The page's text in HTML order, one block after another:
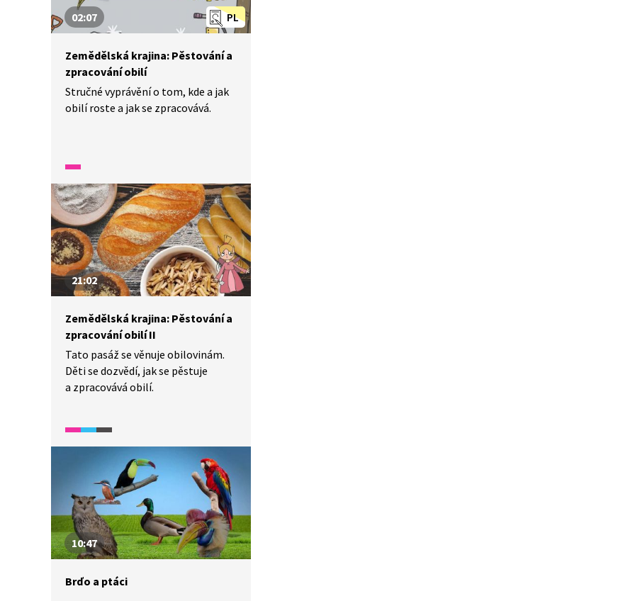
s tím?
PL
02:07
Zemědělská krajina: Pěstování a
zpracování obilí
Stručné vyprávění o tom, kde a jak
obilí roste a jak se zpracovává.
21:02
Zemědělská krajina: Pěstování a
zpracování obilí II
Tato pasáž se věnuje obilovinám.
Děti se dozvědí, jak se pěstuje
a zpracovává obilí.
10:47
Brďo a ptáci